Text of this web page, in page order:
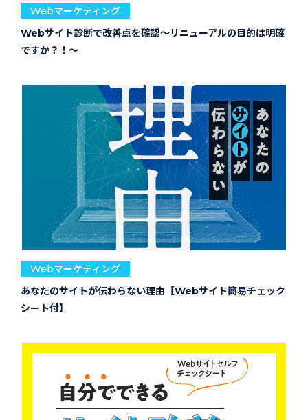
Webマーケティング
Webサイト診断で改善点を確認～リニューアルの目的は明確
ですか？！～
Webマーケティング
あなたのサイトが伝わらない理由【Webサイト簡易チェック
シート付】